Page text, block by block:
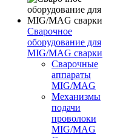
Сварочное
оборудование для
MIG/MAG сварки
Сварочные
аппараты
MIG/MAG
Механизмы
подачи
проволоки
MIG/MAG